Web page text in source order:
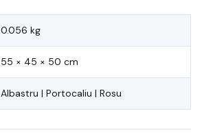
0.056 kg
55 × 45 × 50 cm
Albastru | Portocaliu | Rosu